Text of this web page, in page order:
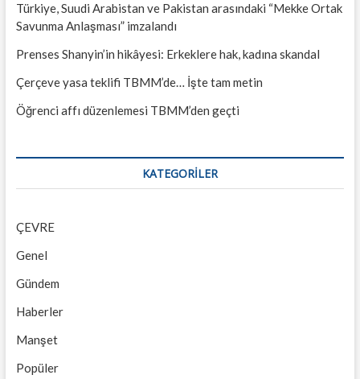
Türkiye, Suudi Arabistan ve Pakistan arasındaki “Mekke Ortak
Savunma Anlaşması” imzalandı
Prenses Shanyin’in hikâyesi: Erkeklere hak, kadına skandal
Çerçeve yasa teklifi TBMM’de… İşte tam metin
Öğrenci affı düzenlemesi TBMM’den geçti
KATEGORILER
ÇEVRE
Genel
Gündem
Haberler
Manşet
Popüler